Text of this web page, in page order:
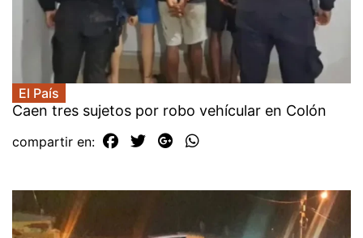
El País
Caen tres sujetos por robo vehícular en Colón
compartir en: